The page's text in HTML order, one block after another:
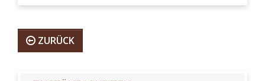
ZURÜCK